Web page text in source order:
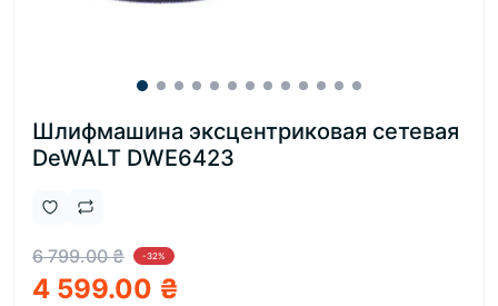
Шлифмашина эксцентриковая сетевая
DeWALT DWE6423
6 799.00 ₴ -32%
4 599.00 ₴